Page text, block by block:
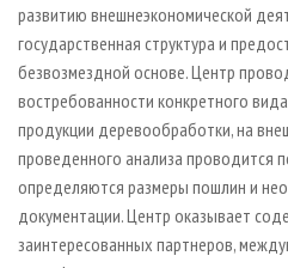
развитию внешнеэкономической
государственная структура и
безвозмездной основе. Центр
востребованности конкретного
продукции деревообработки, на
проведенного анализа проводится
определяются размеры пошлин и
документации. Центр оказывает
заинтересованных партнеров,